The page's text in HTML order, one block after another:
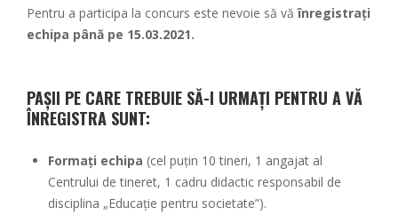
Pentru a participa la concurs este nevoie să văînregistrați
echipa până pe 15.03.2021.
PAȘII PE CARE TREBUIE SĂ-I URMAȚI PENTRU A VĂ
ÎNREGISTRA SUNT:
Formați echipa (cel puțin 10 tineri, 1 angajat al
Centrului de tineret, 1 cadru didactic responsabil de
disciplina „Educație pentru societate”).